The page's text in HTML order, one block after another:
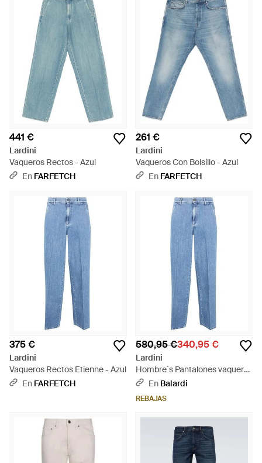
441 €
Lardini
Vaqueros Rectos - Azul
En FARFETCH
261 €
Lardini
Vaqueros Con Bolsillo - Azul
En FARFETCH
375 €
Lardini
Vaqueros Rectos Etienne - Azul
En FARFETCH
580,95 €340,95 €
Lardini
Hombre`s Pantalones vaqueros
lavados - Azul
En Balardi
REBAJAS